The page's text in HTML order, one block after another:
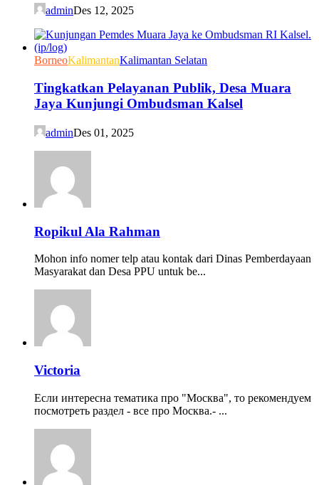
adminDes 12, 2025
BorneoKalimantanKalimantan Selatan
Tingkatkan Pelayanan Publik, Desa Muara
Jaya Kunjungi Ombudsman Kalsel
adminDes 01, 2025
Ropikul Ala Rahman
Mohon info nomer telp atau kontak dari Dinas Pemberdayaan
Masyarakat dan Desa PPU untuk be...
Victoria
Если интересна тематика про "Москва", то рекомендуем
посмотреть раздел - все про Москва.- ...